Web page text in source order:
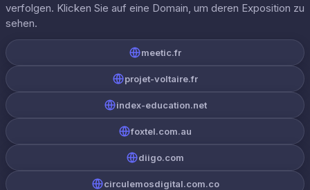
verfolgen. Klicken Sie auf eine Domain, um deren Exposition zu
sehen.
meetic.fr
projet-voltaire.fr
index-education.net
foxtel.com.au
diigo.com
circulemosdigital.com.co